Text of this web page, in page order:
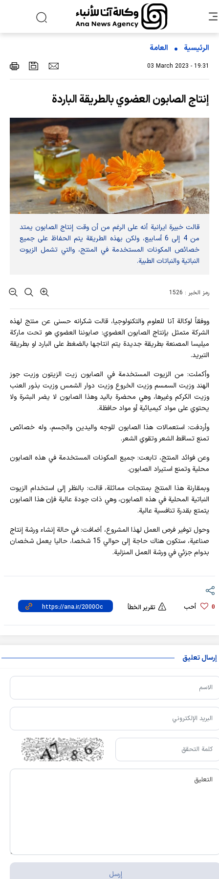
الرئيسية العامة
03 March 2023 - 19:31
إنتاج الصابون العضوي بالطريقة الباردة
قالت خبيرة ايرانية أنه على الرغم من أن وقت إنتاج الصابون يمتد
من 4 إلى 6 أسابيع، ولكن بهذه الطريقة يتم الحفاظ على جميع
خصائص المكونات المستخدمة في المنتج، والتي تشمل الزيوت
النباتية والنباتات الطبية.
رمز الخبر : 1526
ووفقاً لوكالة آنا للعلوم والتكنولوجيا، قالت شکرانه حسنی عن منتج لهذه
الشركة متمثل بإنتاج الصابون العضوي: صابوننا العضوي هو تحت ماركة
ميليسا المصنعة بطريقة جديدة يتم انتاجها بالضغط على البارد او بطريقة
التبريد.
وأكملت: من الزيوت المستخدمة في الصابون زيت الزيتون وزيت جوز
الهند وزيت السمسم وزيت الخروع وزيت دوار الشمس وزيت بذور العنب
وزيت الكركم وغيرها، وهي محضرة باليد وهذا الصابون لا يضر البشرة ولا
يحتوي على مواد كيميائية أو مواد حافظة.
وأردفت: استعمالات هذا الصابون للوجه واليدين والجسم، وله خصائص
تمنع تساقط الشعر وتقوي الشعر.
وعن فوائد المنتج، تابعت: جميع المكونات المستخدمة في هذه الصابون
محلية وتمنع استيراد الصابون.
وبمقارنة هذا المنتج بمنتجات مماثلة، قالت: بالنظر إلى استخدام الزيوت
النباتية المحلية في هذه الصابون، وهي ذات جودة عالية فإن هذا الصابون
يتمتع بقدرة تنافسية عالية.
وحول توفير فرص العمل لهذا المشروع، أضافت: في حالة إنشاء ورشة إنتاج
صناعية، ستكون هناك حاجة إلى حوالي 15 شخصا، حاليا يعمل شخصان
بدوام جزئي في ورشة العمل المنزلية.
0 أحب تقرير الخطأ
إرسال تعليق